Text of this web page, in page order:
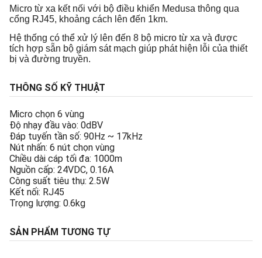
Micro từ xa kết nối với bộ điều khiển Medusa thông qua
cổng RJ45, khoảng cách lên đến 1km.
Hệ thống có thể xử l ý lên đến 8 bộ micro từ xa và được
tích hợp sẵn bộ giám sát mạch giúp phát hiện lỗi của thiết
bị và đường truyền.
THÔNG SỐ KỸ THUẬT
Micro chọn 6 vùng
Độ nhạy đầu vào: 0dBV
Đáp tuyến tần số: 90Hz ~ 17kHz
Nút nhấn: 6 nút chọn vùng
Chiều dài cáp tối đa: 1000m
Nguồn cấp: 24VDC, 0.16A
Công suất tiêu thụ: 2.5W
Kết nối: RJ45
Trọng lượng: 0.6kg
SẢN PHẨM TƯƠNG TỰ